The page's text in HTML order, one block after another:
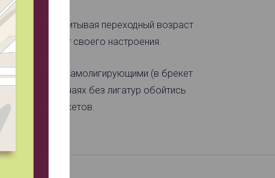
и детям. Учитывая переходный возраст
от своего настроения.
сравнению с самолигирующими (в брекет
случаях без лигатур обойтись
действие брекетов.